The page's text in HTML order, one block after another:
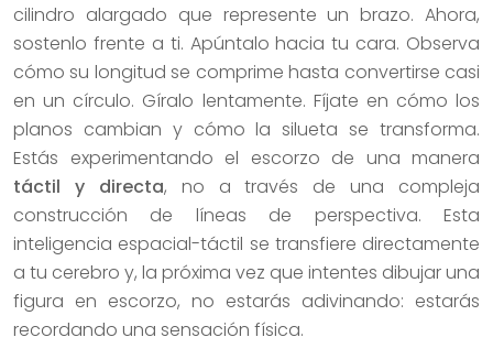
cilindro alargado que represente un brazo. Ahora,
sostenlo frente a ti. Apúntalo hacia tu cara. Observa
cómo su longitud se comprime hasta convertirse casi
en un círculo. Gíralo lentamente. Fíjate en cómo los
planos cambian y cómo la silueta se transforma.
Estás experimentando el escorzo de una manera
táctil y directa, no a través de una compleja
construcción de líneas de perspectiva. Esta
inteligencia espacial-táctil se transfiere directamente
a tu cerebro y, la próxima vez que intentes dibujar una
figura en escorzo, no estarás adivinando: estarás
recordando una sensación física.